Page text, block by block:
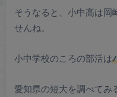
そうなると、小中高は岡
せんね。
小中学校のころの部活は
愛知県の短大を調べてみ